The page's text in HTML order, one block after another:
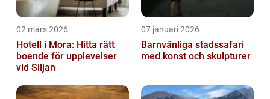
02 mars 2026
Hotell i Mora: Hitta rätt
boende för upplevelser
vid Siljan
07 januari 2026
Barnvänliga stadssafari
med konst och skulpturer